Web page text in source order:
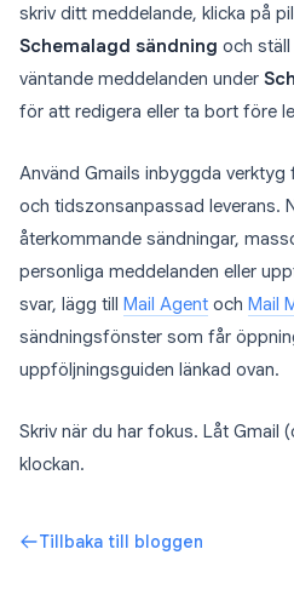
skriv ditt meddelande, klicka på
Schemalagd sändning och
väntande meddelanden under
för att redigera eller ta bort före
Använd Gmails inbyggda verktyg
och tidszonsanpassad leverans.
återkommande sändningar,
personliga meddelanden eller
svar, lägg till
Mail Agent och Mail
sändningsfönster som får
uppföljningsguiden länkad ovan.
Skriv när du har fokus. Låt Gmail
klockan.
Tillbaka till bloggen